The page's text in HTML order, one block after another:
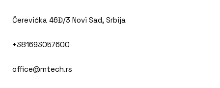
Čerevićka 46Đ/3 Novi Sad, Srbija
+381693057600
office@mtech.rs